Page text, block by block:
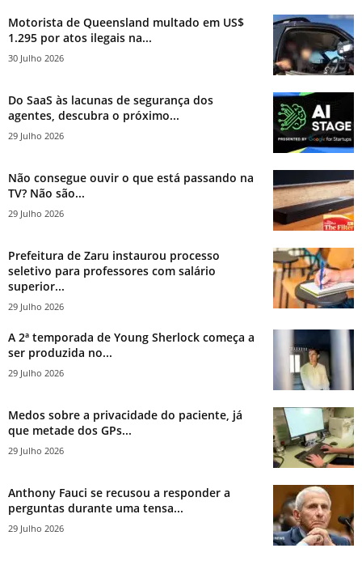
Motorista de Queensland multado em US$
1.295 por atos ilegais na...
30 Julho 2026
Do SaaS às lacunas de segurança dos
agentes, descubra o próximo...
29 Julho 2026
Não consegue ouvir o que está passando na
TV? Não são...
29 Julho 2026
Prefeitura de Zaru instaurou processo
seletivo para professores com salário
superior...
29 Julho 2026
A 2ª temporada de Young Sherlock começa a
ser produzida no...
29 Julho 2026
Medos sobre a privacidade do paciente, já
que metade dos GPs...
29 Julho 2026
Anthony Fauci se recusou a responder a
perguntas durante uma tensa...
29 Julho 2026